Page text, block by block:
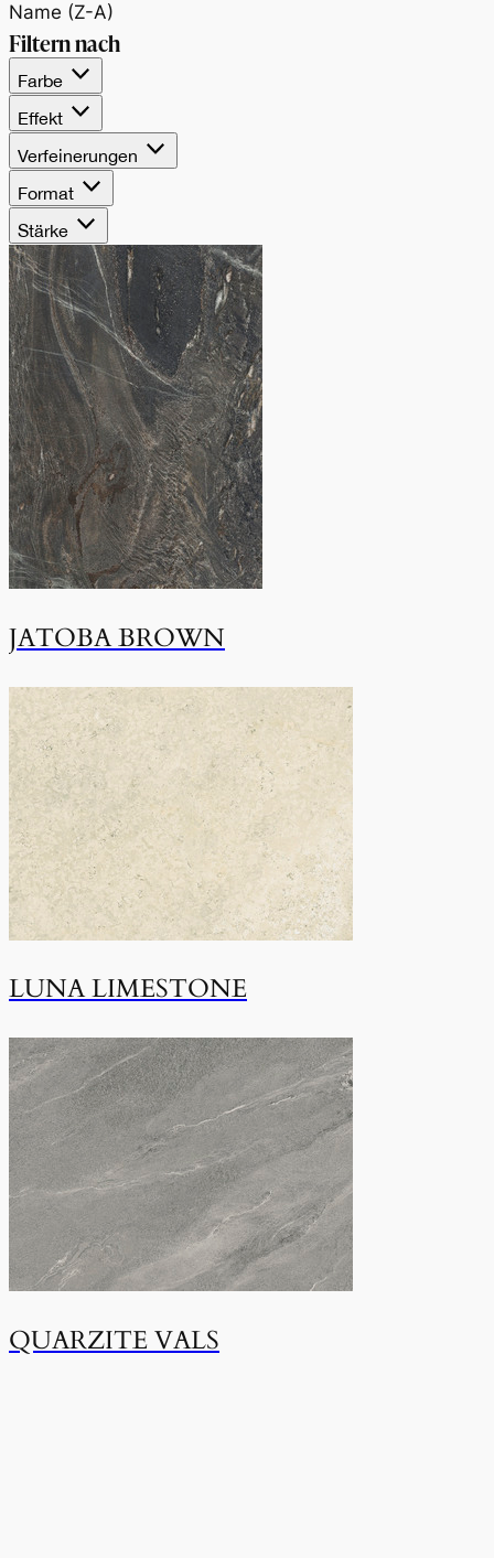
PIETRE MAXIMUM
Cromie naturali e
superfici materiche
che uniscono estetica
e versatilità
progettuale.
Name (Z-A)
Filtern nach
Farbe
Effekt
Verfeinerungen
Format
Stärke
JATOBA BROWN
LUNA LIMESTONE
QUARZITE VALS